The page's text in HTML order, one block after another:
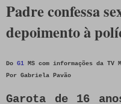
Padre confessa
depoimento à
Do G1 MS com informações da TV
Por Gabriela Pavão
Garota de 16